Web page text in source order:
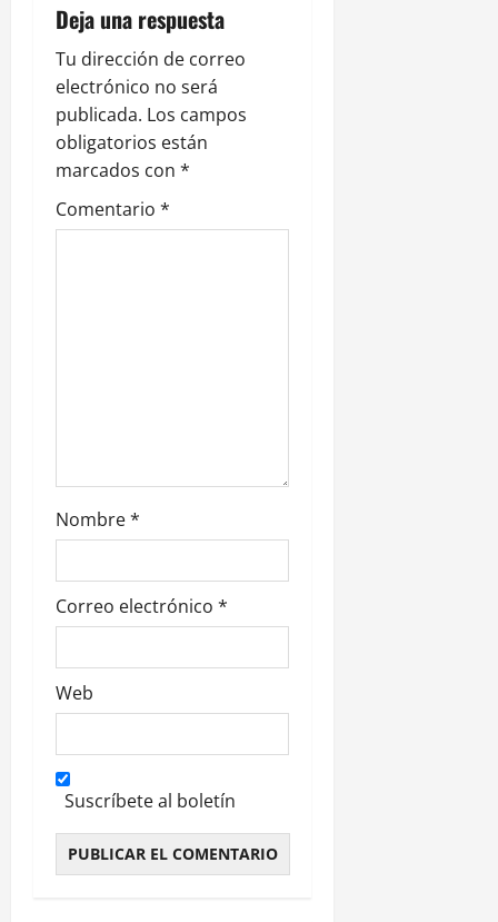
ó
n
d
e
e
a
s
Deja una respuesta
Tu dirección de correo
electrónico no será
publicada. Los campos
obligatorios están
marcados con *
Comentario *
Nombre*
Correo electrónico *
Web
Suscríbete al boletín